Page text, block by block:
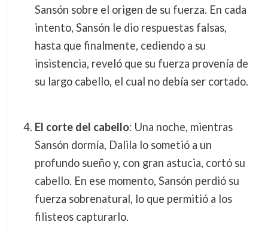
Sansón sobre el origen de su fuerza. En cada
intento, Sansón le dio respuestas falsas,
hasta que finalmente, cediendo a su
insistencia, reveló que su fuerza provenía de
su largo cabello, el cual no debía ser cortado.
El corte del cabello: Una noche, mientras
Sansón dormía, Dalila lo sometió a un
profundo sueño y, con gran astucia, cortó su
cabello. En ese momento, Sansón perdió su
fuerza sobrenatural, lo que permitió a los
filisteos capturarlo.